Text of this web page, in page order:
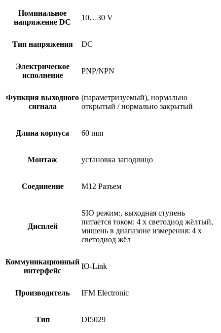
Номинальное
напряжение DC
10…30 V
Тип напряжения DC
Электрическое
исполнение
PNP/NPN
Функция выходного
сигнала
(параметризуемый), нормально
открытый / нормально закрытый
Длина корпуса 60 mm
Монтаж установка заподлицо
Соединение M12 Разъем
Дисплей
SIO режим:, выходная ступень
питается током: 4 x светодиод жёлтый,
мишень в диапазоне измерения: 4 x
светодиод жёл
Коммуникационный
интерфейс
IO-Link
Производитель IFM Electronic
Тип DI5029